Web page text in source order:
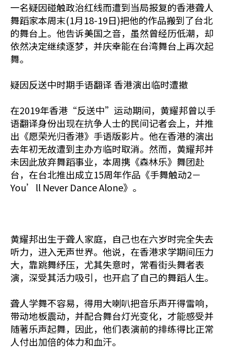
一名疑因碰触政治红线而遭到当局报复的香港聋人
舞蹈家本周末(1月18-19日)把他的作品搬到了台北
的舞台上。他告诉美国之音，虽然曾经历低潮，却
依然决定继续逐梦，并庆幸能在台湾舞台上再次起
舞。
疑因反送中时期手语翻译 香港演出临时遭撤
在2019年香港“反送中”运动期间，黄耀邦曾以手
语翻译身份出现在抗争人士的民间记者会上，并推
出《愿荣光归香港》手语版影片。他在香港的演出
去年初无故遭到主办方临时取消。然而，黄耀邦并
未因此放弃舞蹈事业，本周携《森林乐》舞团赴
台，在台北推出成立15周年作品《手舞触动2－
You’ll Never Dance Alone》。
黄耀邦出生于聋人家庭，自己也在六岁时完全失去
听力，进入无声世界。他说，在香港求学期间压力
大，靠跳舞纾压，尤其失意时，常看街头舞者表
演，深受其活力吸引，也开启了自己的舞蹈人生。
聋人学舞不容易，得用大喇叭把音乐声开得雷响，
带动地板震动，并配合舞台灯光变化，才能感受并
随著乐声起舞，因此，他们表演前的排练得比正常
人付出加倍的体力和血汗。